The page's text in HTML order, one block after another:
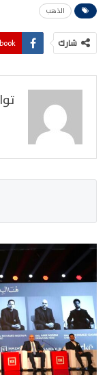
الذهب
شارك